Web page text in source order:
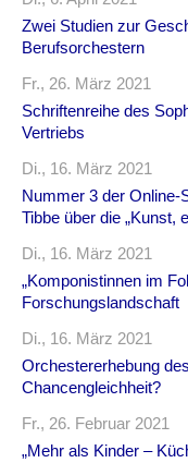
Zwei Studien zur
Berufsorchestern
Fr., 26. März 2021
Schriftenreihe des
Vertriebs
Di., 16. März 2021
Nummer 3 der Online-
Tibbe über die „Kunst,
Di., 16. März 2021
„Komponistinnen im
Forschungslandschaft
Di., 16. März 2021
Orchestererhebung
Chancengleichheit?
Fr., 26. Februar 2021
„Mehr als Kinder –